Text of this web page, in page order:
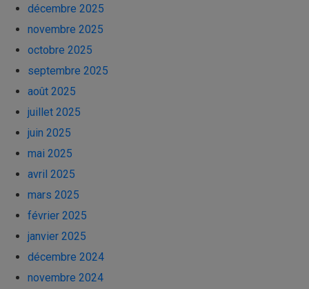
décembre 2025
novembre 2025
octobre 2025
septembre 2025
août 2025
juillet 2025
juin 2025
mai 2025
avril 2025
mars 2025
février 2025
janvier 2025
décembre 2024
novembre 2024